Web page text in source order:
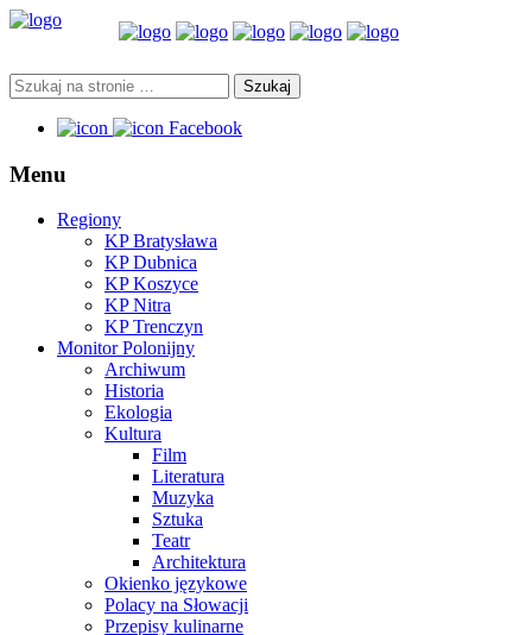
Facebook
Menu
Regiony
KP Bratysława
KP Dubnica
KP Koszyce
KP Nitra
KP Trenczyn
Monitor Polonijny
Archiwum
Historia
Ekologia
Kultura
Film
Literatura
Muzyka
Sztuka
Teatr
Architektura
Okienko językowe
Polacy na Słowacji
Przepisy kulinarne